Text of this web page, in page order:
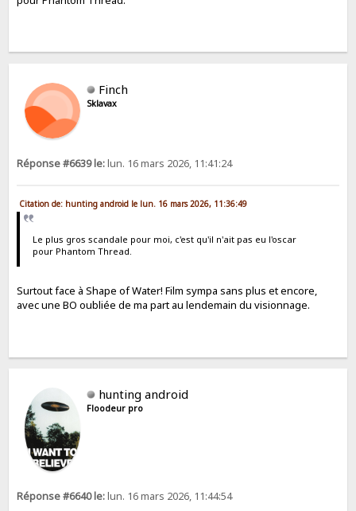
Finch
Sklavax
Réponse #6639 le:lun. 16 mars 2026, 11:41:24
Citation de: hunting android le lun. 16 mars 2026, 11:36:49
Le plus gros scandale pour moi, c'est qu'il n'ait pas eu l'oscar
pour Phantom Thread.
Surtout face à Shape of Water! Film sympa sans plus et encore,
avec une BO oubliée de ma part au lendemain du visionnage.
hunting android
Floodeur pro
Réponse #6640 le:lun. 16 mars 2026, 11:44:54